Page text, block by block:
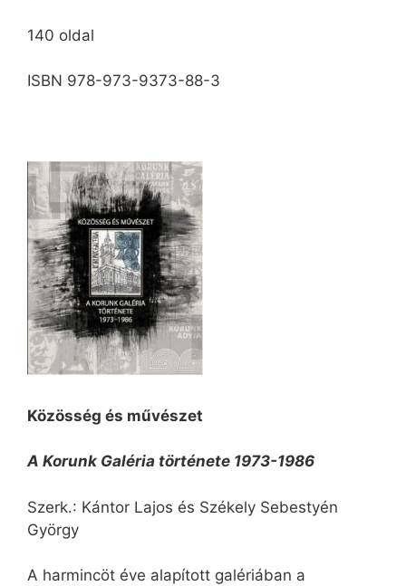
140 oldal
ISBN 978-973-9373-88-3
Közösség és művészet
A Korunk Galéria története 1973-1986
Szerk.: Kántor Lajos és Székely Sebestyén
György
A harmincöt éve alapított galériában a